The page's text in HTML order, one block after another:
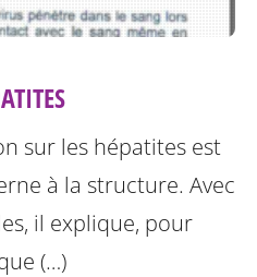
sur les hépatites est
à la structure. Avec
il explique, pour
(…)